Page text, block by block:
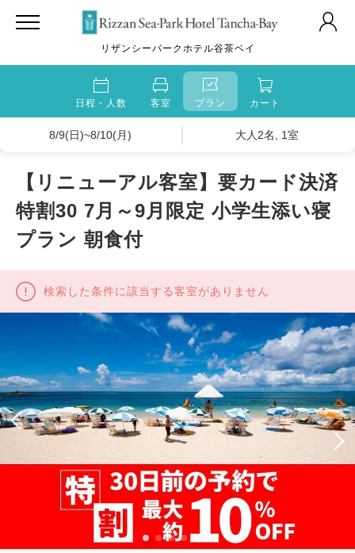
リザンシーパークホテル谷茶ベイ
日程・人数 客室 プラン カート
8/9(日)~8/10(月) 大人2名, 1室
【リニューアル客室】要カード決済
特割30 7月～9月限定 小学生添い寝
プラン 朝食付
検索した条件に該当する客室がありません